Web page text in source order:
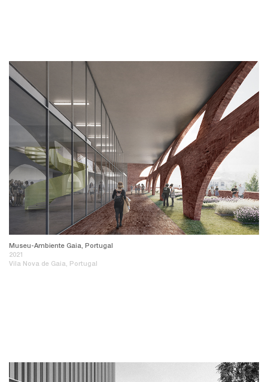
Museu-Ambiente Gaia, Portugal
2021
Vila Nova de Gaia, Portugal